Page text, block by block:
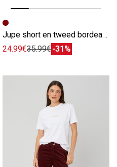
Image précédente
Image suivante
Jupe short en tweed bordeaux
24.99€35.99€-31%